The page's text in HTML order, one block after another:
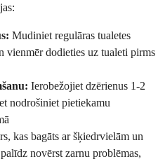
Mudiniet regulāras tualetes
vienmēr dodieties uz tualeti pirms
Ierobežojiet dzērienus 1-2
nodrošiniet pietiekamu
kas bagāts ar šķiedrvielām un
novērst zarnu problēmas,